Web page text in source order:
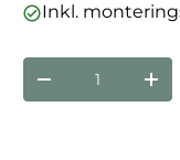
Inkl.
Antal
Reducer